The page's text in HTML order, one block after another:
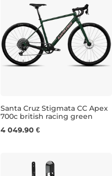
M L XL
Santa Cruz Stigmata CC Apex
700c british racing green
4 049.90 €